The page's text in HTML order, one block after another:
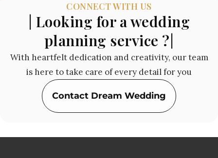
CONNECT WITH US
| Looking for a wedding
planning service ?|
With heartfelt dedication and creativity, our team
is here to take care of every detail for you
Contact Dream Wedding